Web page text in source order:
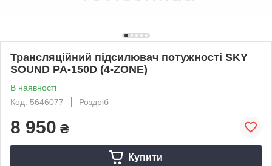
Трансляційний підсилювач потужності SKY
SOUND PA-150D (4-ZONE)
В наявності
Код: 5646077
Роздріб
8 950 ₴
Купити